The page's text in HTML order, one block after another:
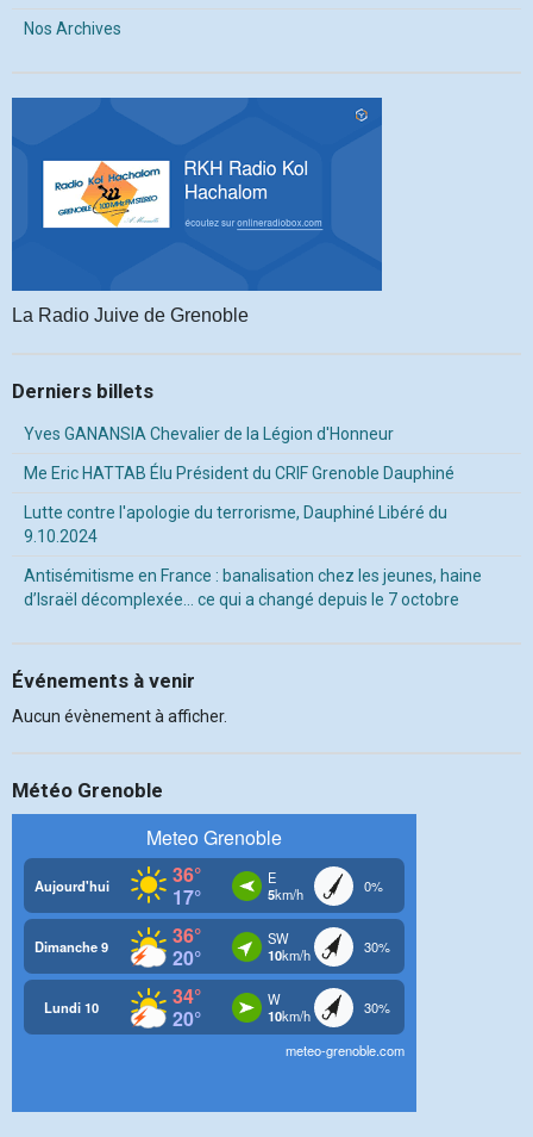
Nos Archives
La Radio Juive de Grenoble
Derniers billets
Yves GANANSIA Chevalier de la Légion d'Honneur
Me Eric HATTAB Élu Président du CRIF Grenoble Dauphiné
Lutte contre l'apologie du terrorisme, Dauphiné Libéré du
9.10.2024
Antisémitisme en France : banalisation chez les jeunes, haine
d’Israël décomplexée… ce qui a changé depuis le 7 octobre
Événements à venir
Aucun évènement à afficher.
Météo Grenoble